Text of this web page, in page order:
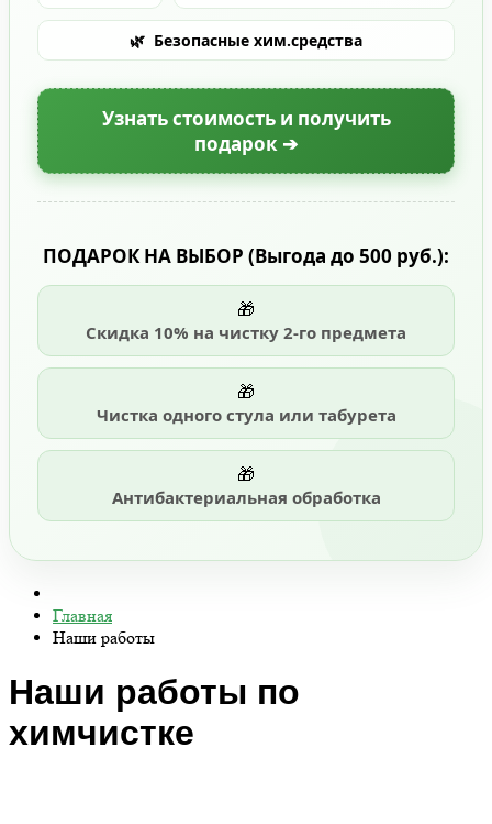
🌿 Безопасные хим.средства
Узнать стоимость и получить
подарок ➔
ПОДАРОК НА ВЫБОР (Выгода до 500 руб.):
🎁
Скидка 10% на чистку 2-го предмета
🎁
Чистка одного стула или табурета
🎁
Антибактериальная обработка
Главная
Наши работы
Наши работы по
химчистке